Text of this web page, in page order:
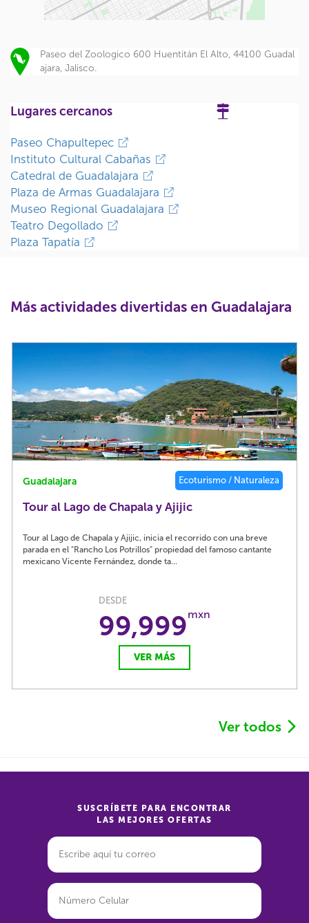
Paseo del Zoologico 600 Huentitán El Alto, 44100 Guadal
ajara, Jalisco.
Lugares cercanos
Paseo Chapultepec
Instituto Cultural Cabañas
Catedral de Guadalajara
Plaza de Armas Guadalajara
Museo Regional Guadalajara
Teatro Degollado
Plaza Tapatía
Más actividades divertidas en Guadalajara
Guadalajara Ecoturismo / Naturaleza
Tour al Lago de Chapala y Ajijic
Tour al Lago de Chapala y Ajijic, inicia el recorrido con una breve
parada en el "Rancho Los Potrillos" propiedad del famoso cantante
mexicano Vicente Fernández, donde ta...
DESDE
99,999mxn
VER MÁS
Ver todos
SUSCRÍBETE PARA ENCONTRAR
LAS MEJORES OFERTAS